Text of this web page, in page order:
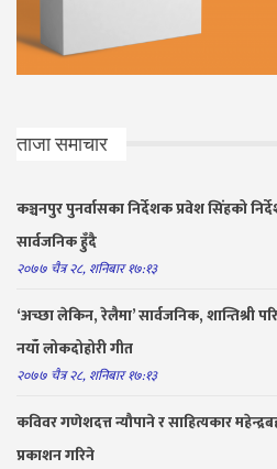
ताजा समाचार
कञ्चनपुर पुनर्वासका निर्देशक प्रवेश सिंहको
सार्वजनिक हुँदै
२०७७ चैत्र २८, शनिबार १७:१३
‘अच्छा लेकिन, रेलैमा’ सार्वजनिक, शान्तिश्री
नयाँ लोकदोहोरी गीत
२०७७ चैत्र २८, शनिबार १७:१३
कविवर गणेशदत्त न्यौपाने र साहित्यकार
प्रकाशन गरिने